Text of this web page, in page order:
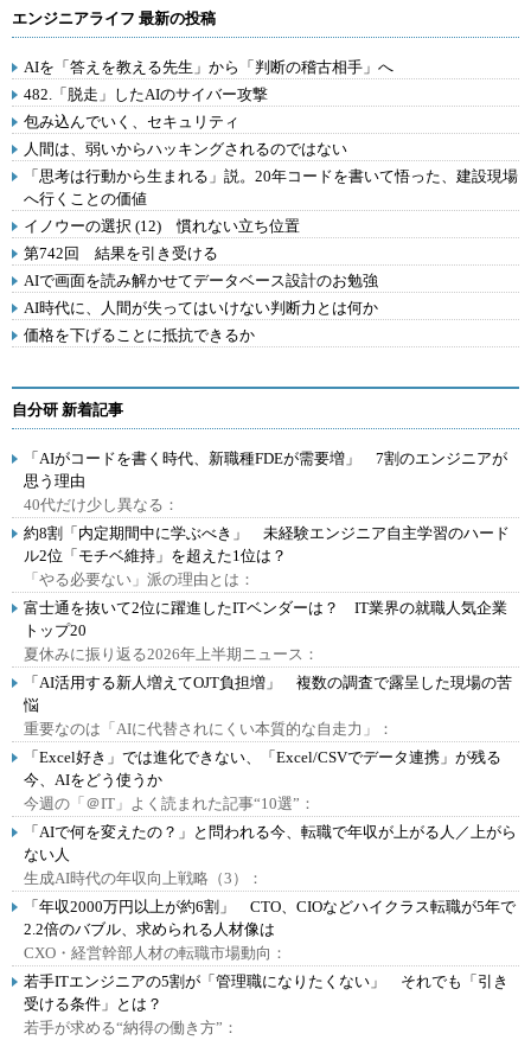
エンジニアライフ 最新の投稿
AIを「答えを教える先生」から「判断の稽古相手」へ
482.「脱走」したAIのサイバー攻撃
包み込んでいく、セキュリティ
人間は、弱いからハッキングされるのではない
「思考は行動から生まれる」説。20年コードを書いて悟った、建設現場
へ行くことの価値
イノウーの選択 (12) 慣れない立ち位置
第742回 結果を引き受ける
AIで画面を読み解かせてデータベース設計のお勉強
AI時代に、人間が失ってはいけない判断力とは何か
価格を下げることに抵抗できるか
自分研 新着記事
「AIがコードを書く時代、新職種FDEが需要増」 7割のエンジニアが
思う理由
40代だけ少し異なる：
約8割「内定期間中に学ぶべき」 未経験エンジニア自主学習のハード
ル2位「モチベ維持」を超えた1位は？
「やる必要ない」派の理由とは：
富士通を抜いて2位に躍進したITベンダーは？ IT業界の就職人気企業
トップ20
夏休みに振り返る2026年上半期ニュース：
「AI活用する新人増えてOJT負担増」 複数の調査で露呈した現場の苦
悩
重要なのは「AIに代替されにくい本質的な自走力」：
「Excel好き」では進化できない、「Excel/CSVでデータ連携」が残る
今、AIをどう使うか
今週の「＠IT」よく読まれた記事“10選”：
「AIで何を変えたの？」と問われる今、転職で年収が上がる人／上がら
ない人
生成AI時代の年収向上戦略（3）：
「年収2000万円以上が約6割」 CTO、CIOなどハイクラス転職が5年で
2.2倍のバブル、求められる人材像は
CXO・経営幹部人材の転職市場動向：
若手ITエンジニアの5割が「管理職になりたくない」 それでも「引き
受ける条件」とは？
若手が求める“納得の働き方”：